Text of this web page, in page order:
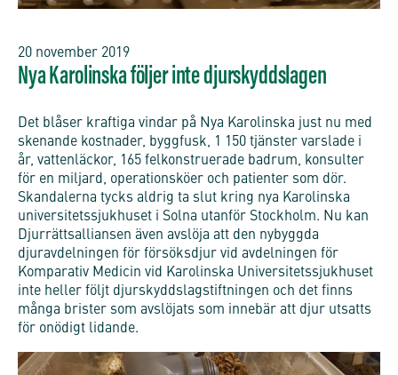
20 november 2019
Nya Karolinska följer inte djurskyddslagen
Det blåser kraftiga vindar på Nya Karolinska just nu med
skenande kostnader, byggfusk, 1 150 tjänster varslade i
år, vattenläckor, 165 felkonstruerade badrum, konsulter
för en miljard, operationsköer och patienter som dör.
Skandalerna tycks aldrig ta slut kring nya Karolinska
universitetssjukhuset i Solna utanför Stockholm. Nu kan
Djurrättsalliansen även avslöja att den nybyggda
djuravdelningen för försöksdjur vid avdelningen för
Komparativ Medicin vid Karolinska Universitetssjukhuset
inte heller följt djurskyddslagstiftningen och det finns
många brister som avslöjats som innebär att djur utsatts
för onödigt lidande.